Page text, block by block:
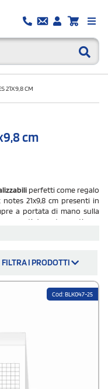
21X9,8 CM
cm
perfetti come regalo
21x9,8 cm presenti in
a portata di mano sulla
appunti durante meeting o
personalizzati con la
copertina! Dopo aver scelto
notes personalizzati sarà
FILTRA I PRODOTTI
Cod: BLK047-25